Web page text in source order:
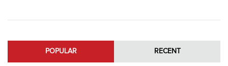
POPULAR RECENT